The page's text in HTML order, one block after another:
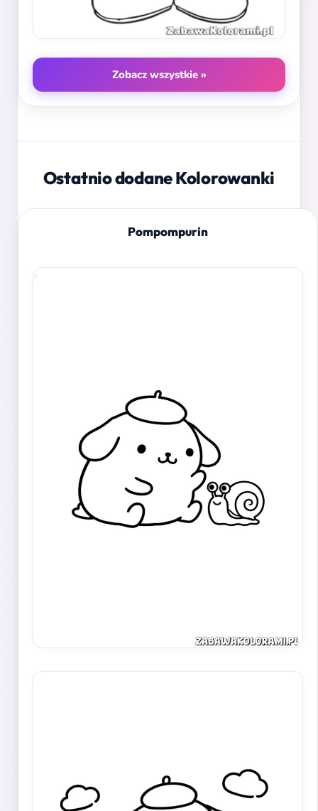
Zobacz wszystkie »
Ostatnio dodane Kolorowanki
Pompompurin